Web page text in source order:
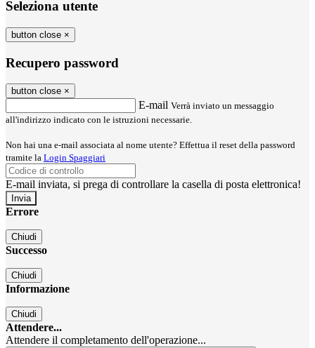
Seleziona utente
button close ×
Recupero password
button close ×
E-mail Verrà inviato un messaggio
all'indirizzo indicato con le istruzioni necessarie.
Non hai una e-mail associata al nome utente? Effettua il reset della password
tramite la Login Spaggiari
E-mail inviata, si prega di controllare la casella di posta elettronica!
Errore
Chiudi
Successo
Chiudi
Informazione
Chiudi
Attendere...
Attendere il completamento dell'operazione...